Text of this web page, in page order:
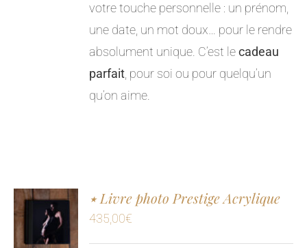
votre touche personnelle : un prénom,
une date, un mot doux… pour le rendre
absolument unique. C’est lecadeau
parfait, pour soi ou pour quelqu’un
qu’on aime.
٭ Livre photo Prestige Acrylique
435,00€